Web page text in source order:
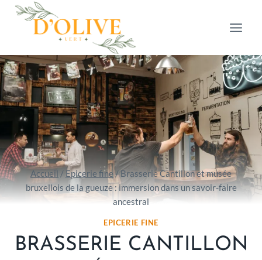
Aller
Accueil /Epicerie fine /Brasserie Cantillon et musée
bruxellois de la gueuze : immersion dans un savoir-faire
ancestral
EPICERIE FINE
BRASSERIE CANTILLON